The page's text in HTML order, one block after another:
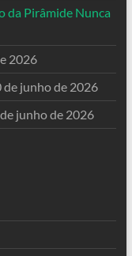
da Pirâmide Nunca
2026
de junho de 2026
junho de 2026